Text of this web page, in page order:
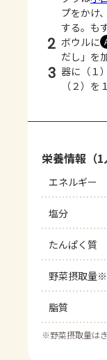
プをかけ
する。も
2 ボウルに
だし」を
3 器に（１
（２）を
栄養情報（1
エネルギー
塩分
たんぱく質
野菜摂取量※
脂質
※野菜摂取量は